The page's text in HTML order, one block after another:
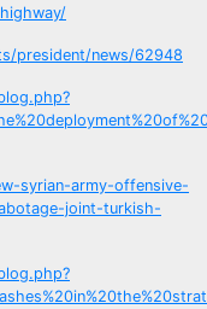
president/news/62948
syrian-army-offensive-
joint-turkish-